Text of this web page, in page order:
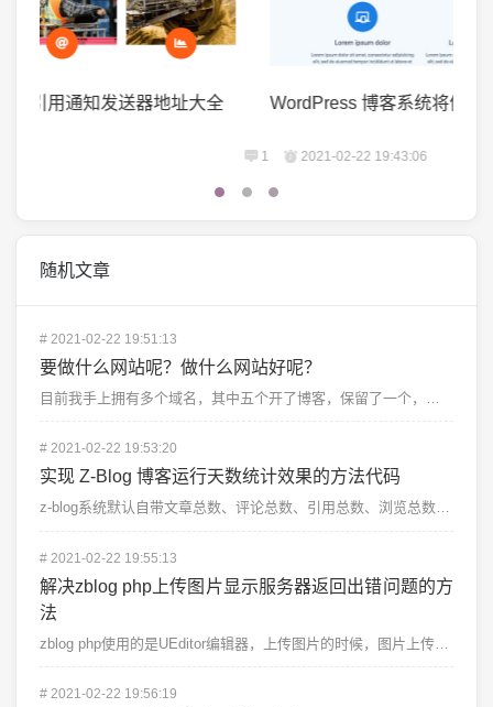
WordPress 博客系统将停止支持PHP 4及MySQL 4
随机文章
# 2021-02-22 19:51:13
要做什么网站呢？做什么网站好呢？
目前我手上拥有多个域名，其中五个开了博客，保留了一个，其余的计划全扔掉不再续费，也告诫自...
# 2021-02-22 19:53:20
实现 Z-Blog 博客运行天数统计效果的方法代码
z-blog系统默认自带文章总数、评论总数、引用总数、浏览总数、留言总数统计，但却没有z...
# 2021-02-22 19:55:13
解决zblog php上传图片显示服务器返回出错问题的方
法
zblog php使用的是UEditor编辑器，上传图片的时候，图片上传成功但是不能插入...
# 2021-02-22 19:56:19